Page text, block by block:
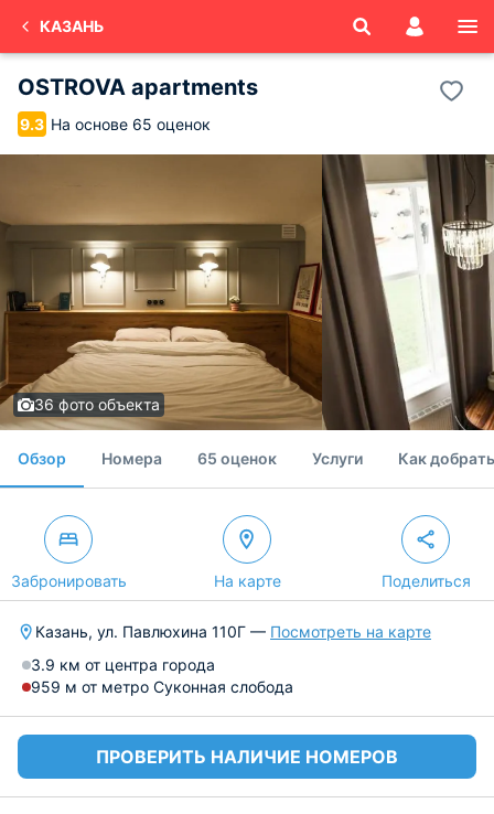
КАЗАНЬ
OSTROVA apartments
9.3 На основе 65 оценок
36 фото объекта
Обзор Номера 65 оценок Услуги Как
Забронировать На карте Поделиться
Казань, ул. Павлюхина 110Г — Посмотреть на карте
3.9 км от центра города
959 м от метро Суконная слобода
ПРОВЕРИТЬ НАЛИЧИЕ НОМЕРОВ